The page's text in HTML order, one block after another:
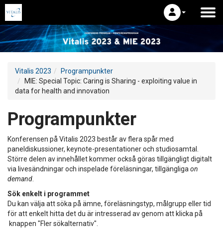
Vitalis 2023
Programpunkter
MIE: Special Topic: Caring is Sharing - exploiting value in
data for health and innovation
Programpunkter
Konferensen på Vitalis 2023 består av flera spår med
paneldiskussioner, keynote-presentationer och studiosamtal.
Större delen av innehållet kommer också göras tillgängligt digitalt
via livesändningar och inspelade föreläsningar, tillgängliga on
demand
Sök enkelt i programmet
Du kan välja att söka på ämne, föreläsningstyp, målgrupp eller tid
för att enkelt hitta det du är intresserad av genom att klicka på
knappen "Fler sökalternativ".